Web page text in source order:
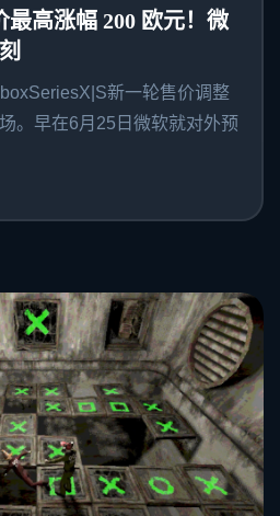
高涨幅 200 欧元！微
新一轮售价调整
。早在6月25日微软就对外预